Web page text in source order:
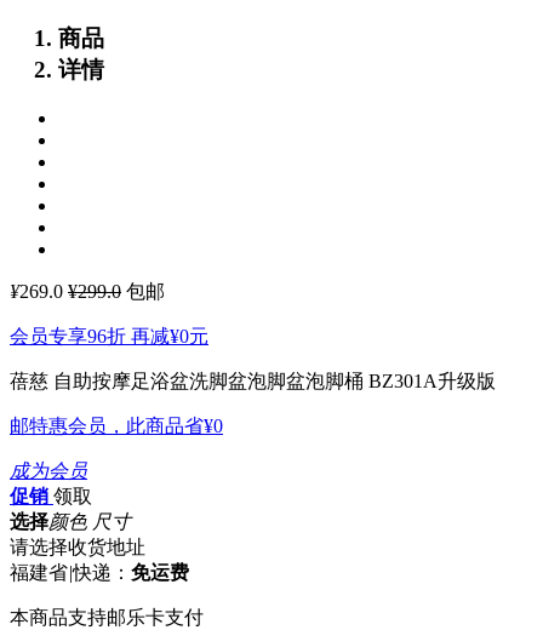
商品
详情
¥269.0 ¥299.0 包邮
会员专享96折 再减¥0元
蓓慈 自助按摩足浴盆洗脚盆泡脚盆泡脚桶 BZ301A升级版
邮特惠会员，此商品省¥0
成为会员
促销 领取
选择颜色 尺寸
请选择收货地址
福建省|快递： 免运费
本商品支持邮乐卡支付